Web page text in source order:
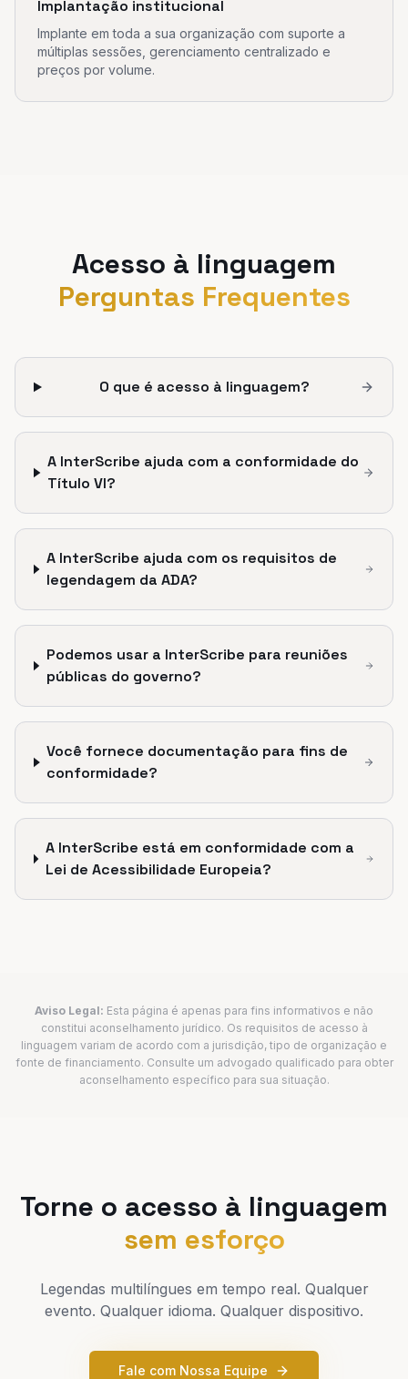
Implantação institucional
Implante em toda a sua organização com suporte a
múltiplas sessões, gerenciamento centralizado e
preços por volume.
Acesso à linguagem
Perguntas Frequentes
O que é acesso à linguagem?
A InterScribe ajuda com a conformidade do
Título VI?
A InterScribe ajuda com os requisitos de
legendagem da ADA?
Podemos usar a InterScribe para reuniões
públicas do governo?
Você fornece documentação para fins de
conformidade?
A InterScribe está em conformidade com a
Lei de Acessibilidade Europeia?
Aviso Legal: Esta página é apenas para fins informativos e não
constitui aconselhamento jurídico. Os requisitos de acesso à
linguagem variam de acordo com a jurisdição, tipo de organização e
fonte de financiamento. Consulte um advogado qualificado para obter
aconselhamento específico para sua situação.
Torne o acesso à linguagem
sem esforço
Legendas multilíngues em tempo real. Qualquer
evento. Qualquer idioma. Qualquer dispositivo.
Fale com Nossa Equipe